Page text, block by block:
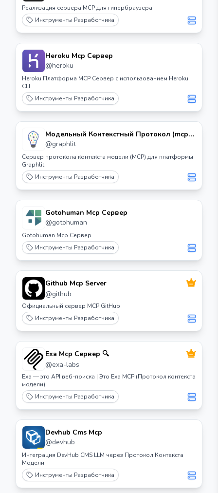
Реализация сервера MCP для гипербраузера
Инструменты Разработчика
Heroku Mcp Сервер
@heroku
Heroku Платформа MCP Сервер с использованием Heroku
CLI
Инструменты Разработчика
Модельный Контекстный Протокол (mcp)
Сервер для Платформы Graphlit
@graphlit
Сервер протокола контекста модели (MCP) для платформы
Graphlit
Инструменты Разработчика
Gotohuman Mcp Сервер
@gotohuman
Gotohuman Mcp Сервер
Инструменты Разработчика
Github Mcp Server
@github
Официальный сервер MCP GitHub
Инструменты Разработчика
Exa Mcp Сервер 🔍
@exa-labs
Exa — это API веб-поиска | Это Exa MCP (Протокол контекста
модели)
Инструменты Разработчика
Devhub Cms Mcp
@devhub
Интеграция DevHub CMS LLM через Протокол Контекста
Модели
Инструменты Разработчика